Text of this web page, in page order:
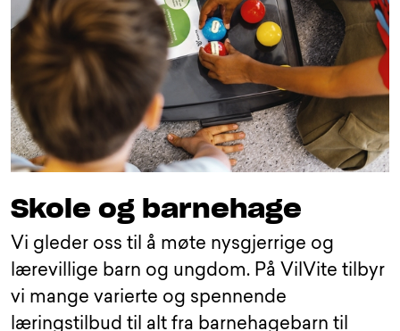
Skole og barnehage
Vi gleder oss til å møte nysgjerrige og
lærevillige barn og ungdom. På VilVite tilbyr
vi mange varierte og spennende
læringstilbud til alt fra barnehagebarn til